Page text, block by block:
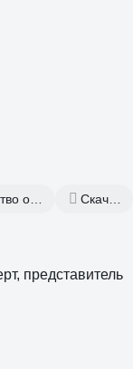
Свидетельство о государственной регистрации от 2021.03.16
представитель